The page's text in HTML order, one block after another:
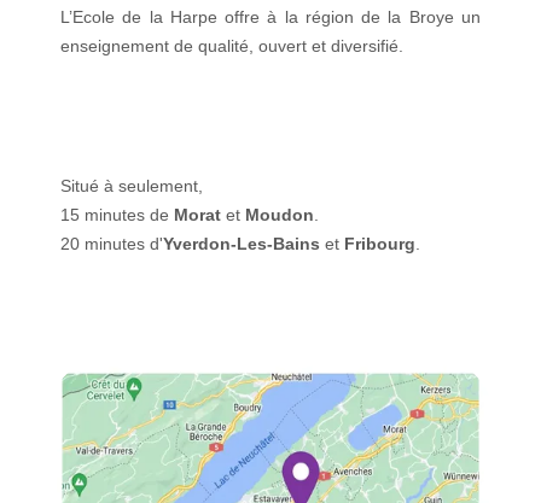
L’Ecole de la Harpe offre à la région de la Broye un
enseignement de qualité, ouvert et diversifié.
Situé à seulement,
15 minutes de Morat et Moudon
20 minutes d'Yverdon-Les-Bains et Fribourg